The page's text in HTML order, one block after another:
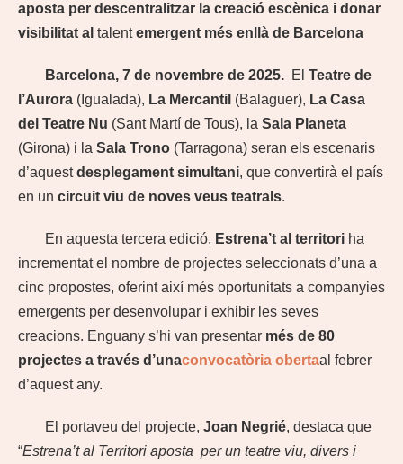
aposta per descentralitzar la creació escènica i donar
visibilitat al talentemergent més enllà de Barcelona
Barcelona, 7 de novembre de 2025. El Teatre de
l’Aurora (Igualada), La Mercantil (Balaguer), La Casa
del Teatre Nu (Sant Martí de Tous), la Sala Planeta
(Girona) i la Sala Trono (Tarragona) seran els escenaris
d’aquestdesplegament simultani, que convertirà el país
en un circuit viu de noves veus teatrals.
En aquesta tercera edició, Estrena’t al territori ha
incrementat el nombre de projectes seleccionats d’una a
cinc propostes, oferint així més oportunitats a companyies
emergents per desenvolupar i exhibir les seves
creacions. Enguany s’hi van presentar més de 80
projectes a través d’unaconvocatòria obertaal febrer
d’aquest any.
El portaveu del projecte, Joan Negrié, destaca que
“Estrena’t al Territori aposta per un teatre viu, divers i